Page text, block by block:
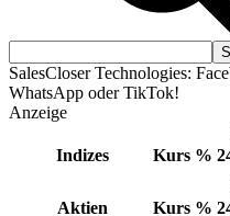
SalesCloser Technologies:
WhatsApp oder TikTok!
Anzeige
Indizes Kurs %
Aktien Kurs %